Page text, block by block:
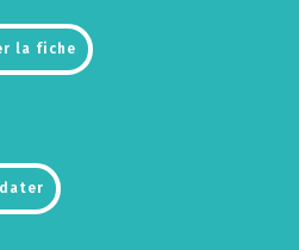
la fiche